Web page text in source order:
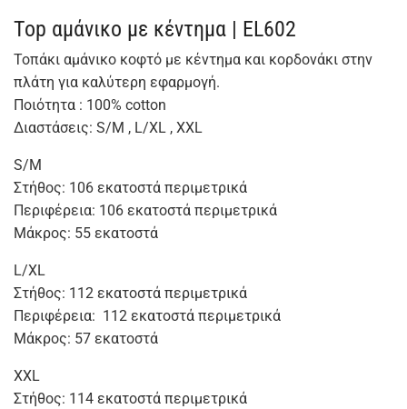
Top αμάνικο με κέντημα | EL602
Τοπάκι αμάνικο κοφτό με κέντημα και κορδονάκι στην
πλάτη για καλύτερη εφαρμογή.
Ποιότητα : 100% cotton
Διαστάσεις: S/M , L/XL , XXL
S/M
Στήθος: 106 εκατοστά περιμετρικά
Περιφέρεια: 106 εκατοστά περιμετρικά
Μάκρος: 55 εκατοστά
L/XL
Στήθος: 112 εκατοστά περιμετρικά
Περιφέρεια: 112 εκατοστά περιμετρικά
Μάκρος: 57 εκατοστά
XXL
Στήθος: 114 εκατοστά περιμετρικά